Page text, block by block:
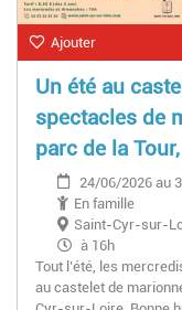
Ajouter
Un été au
spectacles de
parc de la
24/06/2026 au
En famille
Saint-Cyr-sur-
à 16h
Tout l’été, les
au castelet de